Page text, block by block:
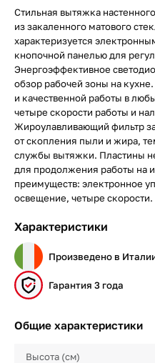
Стильная вытяжка
из закаленного матового
характеризуется
кнопочной панелью для
Энергоэффективное
обзор рабочей зоны на
и качественной работы в
четыре скорости работы и
Жироулавливающий фильтр
от скопления пыли и жира,
службы вытяжки. Пластины
для продолжения работы на
преимуществ: электронное
освещение, четыре скорости.
Характеристики
Произведено в
Гарантия 3 года
Общие характеристики
Высота (см)